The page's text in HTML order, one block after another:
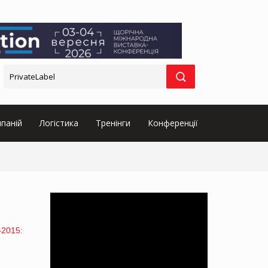
Логістика Тренінги Конференції